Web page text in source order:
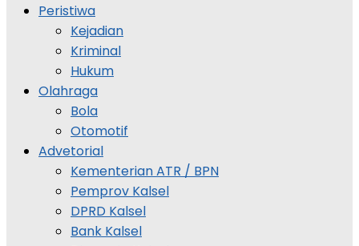
Peristiwa
Kejadian
Kriminal
Hukum
Olahraga
Bola
Otomotif
Advetorial
Kementerian ATR / BPN
Pemprov Kalsel
DPRD Kalsel
Bank Kalsel